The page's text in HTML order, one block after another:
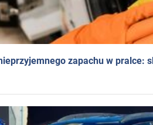
zapachu w pralce: